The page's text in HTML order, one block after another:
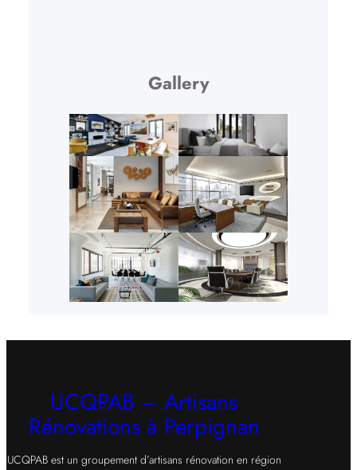
Gallery
UCQPAB – Artisans
Rénovations à Perpignan
UCQPAB est un groupement d’artisans rénovation en région